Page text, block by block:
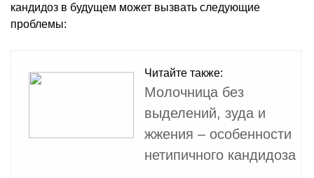
кандидоз в будущем может вызвать следующие
проблемы:
Читайте также:
Молочница без
выделений, зуда и
жжения – особенности
нетипичного кандидоза